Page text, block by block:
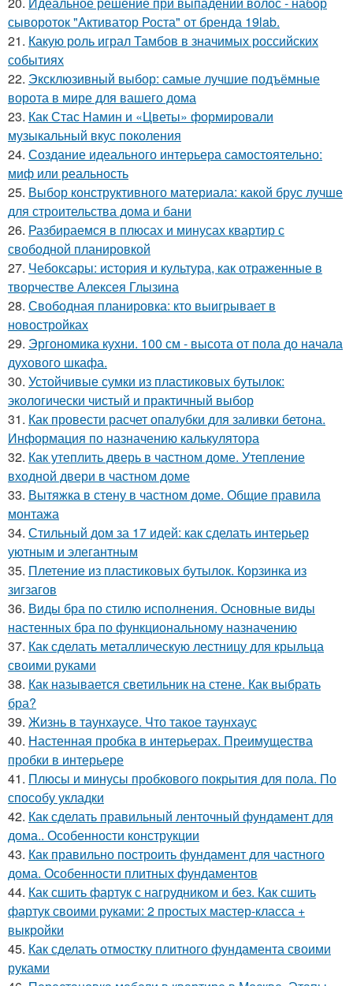
сывороток "Активатор Роста" от бренда 19lab.
21. Какую роль играл Тамбов в значимых российских
событиях
22. Эксклюзивный выбор: самые лучшие подъёмные
ворота в мире для вашего дома
23. Как Стас Намин и «Цветы» формировали
музыкальный вкус поколения
24. Создание идеального интерьера самостоятельно:
миф или реальность
25. Выбор конструктивного материала: какой брус лучше
для строительства дома и бани
26. Разбираемся в плюсах и минусах квартир с
свободной планировкой
27. Чебоксары: история и культура, как отраженные в
творчестве Алексея Глызина
28. Свободная планировка: кто выигрывает в
новостройках
29. Эргономика кухни. 100 см - высота от пола до начала
духового шкафа.
30. Устойчивые сумки из пластиковых бутылок:
экологически чистый и практичный выбор
31. Как провести расчет опалубки для заливки бетона.
Информация по назначению калькулятора
32. Как утеплить дверь в частном доме. Утепление
входной двери в частном доме
33. Вытяжка в стену в частном доме. Общие правила
монтажа
34. Стильный дом за 17 идей: как сделать интерьер
уютным и элегантным
35. Плетение из пластиковых бутылок. Корзинка из
зигзагов
36. Виды бра по стилю исполнения. Основные виды
настенных бра по функциональному назначению
37. Как сделать металлическую лестницу для крыльца
своими руками
38. Как называется светильник на стене. Как выбрать
бра?
39. Жизнь в таунхаусе. Что такое таунхаус
40. Настенная пробка в интерьерах. Преимущества
пробки в интерьере
41. Плюсы и минусы пробкового покрытия для пола. По
способу укладки
42. Как сделать правильный ленточный фундамент для
дома.. Особенности конструкции
43. Как правильно построить фундамент для частного
дома. Особенности плитных фундаментов
44. Как сшить фартук с нагрудником и без. Как сшить
фартук своими руками: 2 простых мастер-класса +
выкройки
45. Как сделать отмостку плитного фундамента своими
руками